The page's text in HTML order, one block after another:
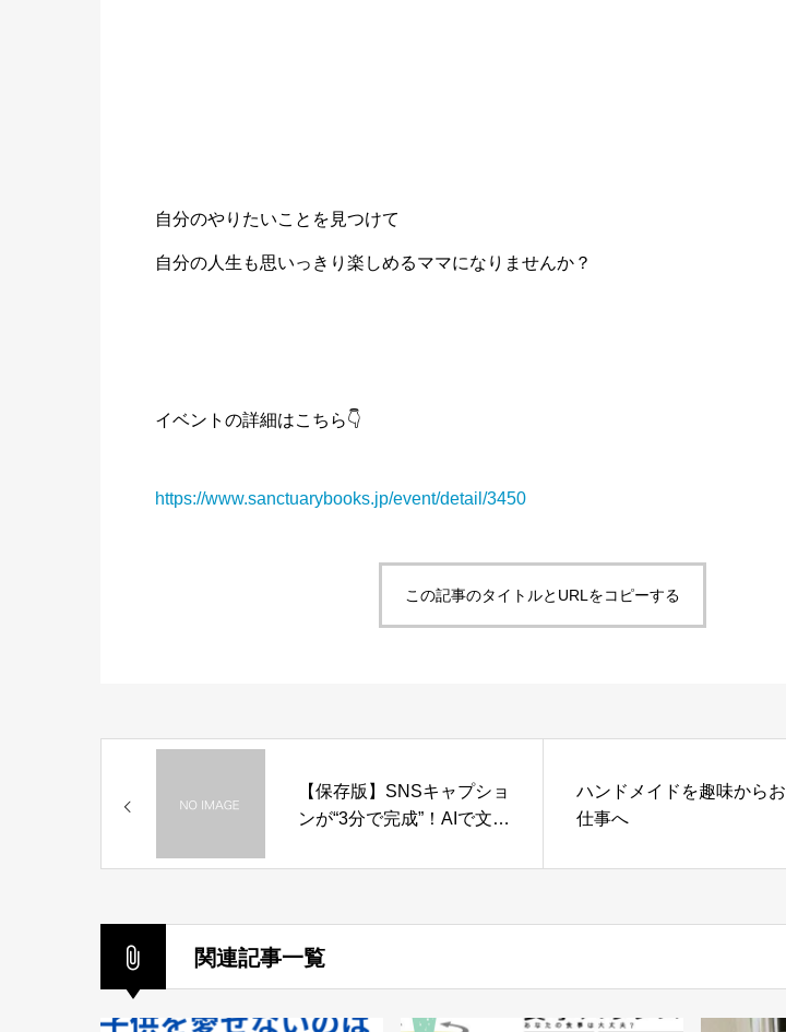
自分のやりたいことを見つけて
自分の人生も思いっきり楽しめるママになりませんか？
イベントの詳細はこちら👇
https://www.sanctuarybooks.jp/event/detail/3450
この記事のタイトルとURLをコピーする
【保存版】SNSキャプショ
ンが“3分で完成”！AIで文章
ハンドメイドを趣味からお
仕事へ
関連記事一覧